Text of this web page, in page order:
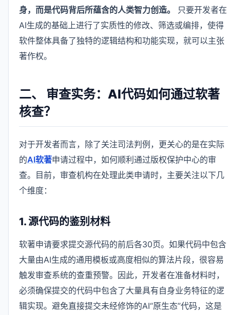
身，而是代码背后所蕴含的人类智力创造。
只要开发者在
AI生成的基础上进行了实质性的修改、筛选或编排，使得
软件整体具备了独特的逻辑结构和功能实现，就可以主张
著作权。
二、 审查实务：AI代码如何通过软著
核查？
对于开发者而言，除了关注司法判例，更关心的是在实际
的AI软著申请过程中，如何顺利通过版权保护中心的审
查。目前，审查机构在处理此类申请时，主要关注以下几
个维度：
1. 源代码的鉴别材料
软著申请要求提交源代码的前后各30页。如果代码中包含
大量由AI生成的通用模板或高度相似的算法片段，很容易
触发审查系统的查重预警。因此，开发者在准备材料时，
必须确保提交的代码中包含了大量具有自身业务特征的逻
辑实现。避免直接提交未经修饰的AI“原生态”代码，这是